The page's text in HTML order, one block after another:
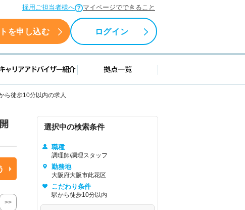
採用ご担当者様へ マイページでできること
を申し込む ログイン
職支援情報 キャリアアドバイザー紹介 拠点一覧
ら徒歩10分以内の求人
>>
選択中の検索条件
職種
調理師/調理スタッフ
勤務地
大阪府大阪市此花区
こだわり条件
駅から徒歩10分以内